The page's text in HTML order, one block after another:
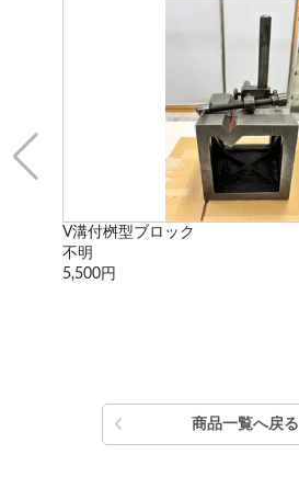
V溝付桝型ブロック
不明
5,500円
商品一覧へ戻る